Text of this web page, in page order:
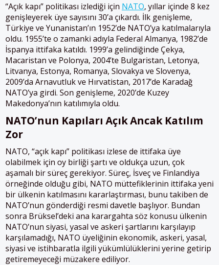
“Açık kapı” politikası izlediği için NATO, yıllar içinde 8 kez
genişleyerek üye sayısını 30’a çıkardı. İlk genişleme,
Türkiye ve Yunanistan’ın 1952’de NATO’ya katılmalarıyla
oldu. 1955’te o zamanki adıyla Federal Almanya, 1982’de
İspanya ittifaka katıldı. 1999’a gelindiğinde Çekya,
Macaristan ve Polonya, 2004’te Bulgaristan, Letonya,
Litvanya, Estonya, Romanya, Slovakya ve Slovenya,
2009’da Arnavutluk ve Hırvatistan, 2017’de Karadağ
NATO’ya girdi. Son genişleme, 2020’de Kuzey
Makedonya’nın katılımıyla oldu.
NATO’nun Kapıları Açık Ancak Katılım
Zor
NATO, “açık kapı” politikası izlese de ittifaka üye
olabilmek için oy birliği şartı ve oldukça uzun, çok
aşamalı bir süreç gerekiyor. Süreç, İsveç ve Finlandiya
örneğinde olduğu gibi, NATO müttefiklerinin ittifaka yeni
bir ülkenin katılmasını kararlaştırması, bunu takiben de
NATO’nun gönderdiği resmi davetle başlıyor. Bundan
sonra Brüksel’deki ana karargahta söz konusu ülkenin
NATO’nun siyasi, yasal ve askeri şartlarını karşılayıp
karşılamadığı, NATO üyeliğinin ekonomik, askeri, yasal,
siyasi ve istihbaratla ilgili yükümlülüklerini yerine getirip
getiremeyeceği müzakere ediliyor.